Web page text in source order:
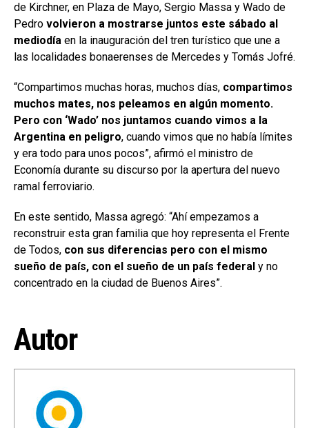
de Kirchner, en Plaza de Mayo, Sergio Massa y Wado de
Pedro volvieron a mostrarse juntos este sábado al
mediodía en la inauguración del tren turístico que une a
las localidades bonaerenses de Mercedes y Tomás Jofré.
“Compartimos muchas horas, muchos días, compartimos
muchos mates, nos peleamos en algún momento.
Pero con ‘Wado’ nos juntamos cuando vimos a la
Argentina en peligro, cuando vimos que no había límites
y era todo para unos pocos”, afirmó el ministro de
Economía durante su discurso por la apertura del nuevo
ramal ferroviario.
En este sentido, Massa agregó: “Ahí empezamos a
reconstruir esta gran familia que hoy representa el Frente
de Todos, con sus diferencias pero con el mismo
sueño de país, con el sueño de un país federal y no
concentrado en la ciudad de Buenos Aires”.
Autor